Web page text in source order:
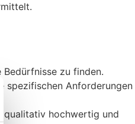
zu finden.
spezifischen Anforderungen
qualitativ hochwertig und